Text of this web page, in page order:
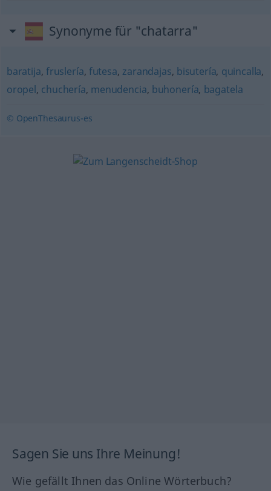
Synonyme für "chatarra"
baratija, fruslería, futesa, zarandajas, bisutería, quincalla,
oropel, chuchería, menudencia, buhonería, bagatela
© OpenThesaurus-es
Sagen Sie uns Ihre Meinung!
Wie gefällt Ihnen das Online Wörterbuch?